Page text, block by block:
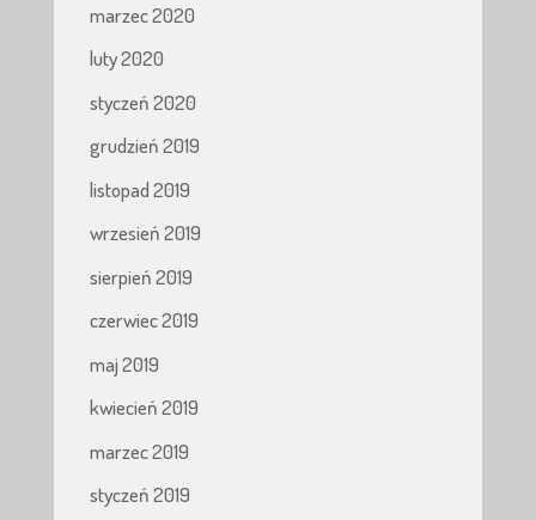
marzec 2020
luty 2020
styczeń 2020
grudzień 2019
listopad 2019
wrzesień 2019
sierpień 2019
czerwiec 2019
maj 2019
kwiecień 2019
marzec 2019
styczeń 2019